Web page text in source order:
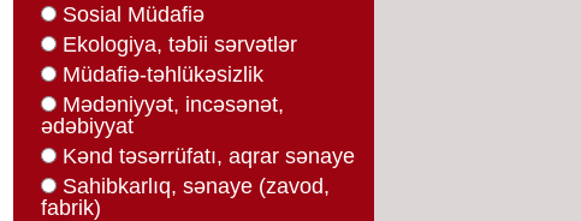
Sosial Müdafiə
Ekologiya, təbii sərvətlər
Müdafiə-təhlükəsizlik
Mədəniyyət, incəsənət,
ədəbiyyat
Kənd təsərrüfatı, aqrar sənaye
Sahibkarlıq, sənaye (zavod,
fabrik)